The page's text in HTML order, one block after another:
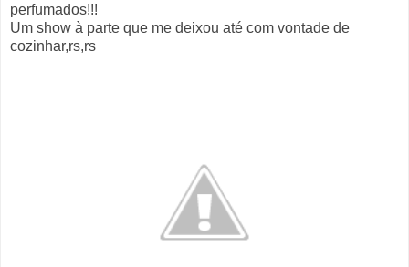
perfumados!!!
Um show à parte que me deixou até com vontade de
cozinhar,rs,rs